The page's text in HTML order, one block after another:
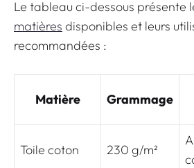
Le tableau ci-dessous présente
matières disponibles et leurs
recommandées :
Matière Grammage
Toile coton 230 g/m²